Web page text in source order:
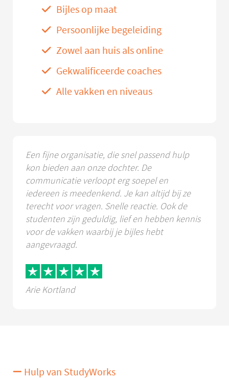
Bijles op maat
Persoonlijke begeleiding
Zowel aan huis als online
Gekwalificeerde coaches
Alle vakken en niveaus
Een fijne organisatie, die snel passend hulp
kon bieden aan onze dochter. De
communicatie verloopt erg soepel en
iedereen is meedenkend. Je kan altijd bij ze
terecht voor vragen. Snelle reactie. Ook de
studenten zijn geduldig, lief en hebben kennis
voor de vakken waarbij je bijles hebt
aangevraagd.
Arie Kortland
Hulp van StudyWorks